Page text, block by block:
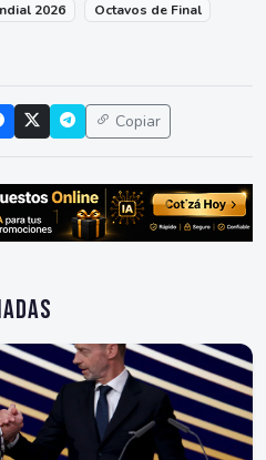
2026
Octavos de Final
Copiar